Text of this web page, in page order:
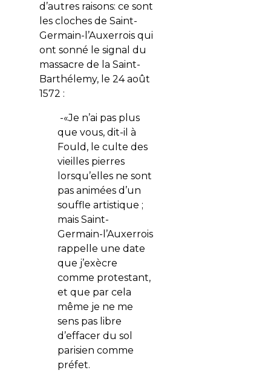
d’autres raisons: ce sont
les cloches de Saint-
Germain-l’Auxerrois qui
ont sonné le signal du
massacre de la Saint-
Barthélemy, le 24 août
1572 :
-«Je n’ai pas plus
que vous, dit-il à
Fould, le culte des
vieilles pierres
lorsqu’elles ne sont
pas animées d’un
souffle artistique ;
mais Saint-
Germain-l’Auxerrois
rappelle une date
que j’exècre
comme protestant,
et que par cela
même je ne me
sens pas libre
d’effacer du sol
parisien comme
préfet.